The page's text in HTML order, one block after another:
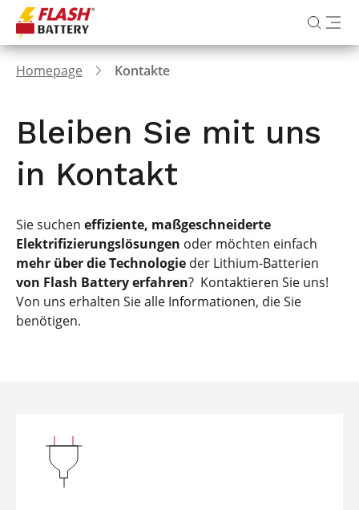
Homepage Kontakte
Bleiben Sie mit uns
in Kontakt
Sie suchen effiziente, maßgeschneiderte
Elektrifizierungslösungen oder möchten einfach
mehr über die Technologie der Lithium-Batterien
von Flash Batteryerfahren? Kontaktieren Sie uns!
Von uns erhalten Sie alle Informationen, die Sie
benötigen.